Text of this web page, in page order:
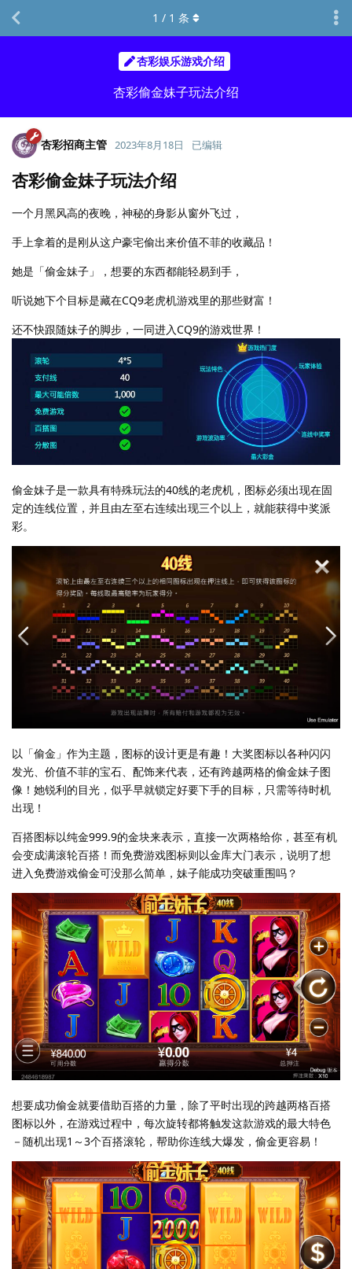
杏彩娱乐游戏介绍
杏彩偷金妹子玩法介绍
1 / 1 条
杏彩招商主管 2023年8月18日 已编辑
杏彩偷金妹子玩法介绍
一个月黑风高的夜晚，神秘的身影从窗外飞过，
手上拿着的是刚从这户豪宅偷出来价值不菲的收藏品！
她是「偷金妹子」，想要的东西都能轻易到手，
听说她下个目标是藏在CQ9老虎机游戏里的那些财富！
还不快跟随妹子的脚步，一同进入CQ9的游戏世界！
偷金妹子是一款具有特殊玩法的40线的老虎机，图标必须出现在固
定的连线位置，并且由左至右连续出现三个以上，就能获得中奖派
彩。
以「偷金」作为主题，图标的设计更是有趣！大奖图标以各种闪闪
发光、价值不菲的宝石、配饰来代表，还有跨越两格的偷金妹子图
像！她锐利的目光，似乎早就锁定好要下手的目标，只需等待时机
出现！
百搭图标以纯金999.9的金块来表示，直接一次两格给你，甚至有机
会变成满滚轮百搭！而免费游戏图标则以金库大门表示，说明了想
进入免费游戏偷金可没那么简单，妹子能成功突破重围吗？
想要成功偷金就要借助百搭的力量，除了平时出现的跨越两格百搭
图标以外，在游戏过程中，每次旋转都将触发这款游戏的最大特色
－随机出现1～3个百搭滚轮，帮助你连线大爆发，偷金更容易！